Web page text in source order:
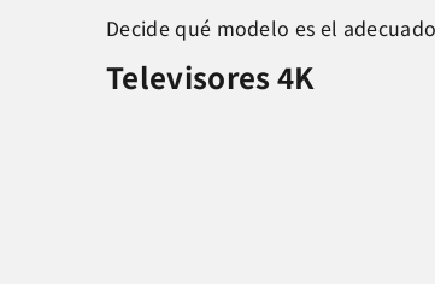
Decide qué modelo es el
Televisores 4K